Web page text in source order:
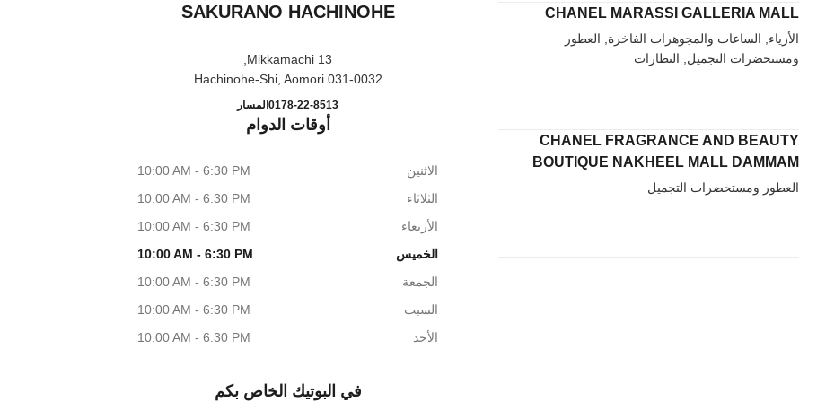
CHANEL MARASSI GALLERIA MALL
الأزياء, الساعات والمجوهرات الفاخرة, العطور
ومستحضرات التجميل, النظارات
CHANEL FRAGRANCE AND BEAUTY
BOUTIQUE NAKHEEL MALL DAMMAM
العطور ومستحضرات التجميل
SAKURANO HACHINOHE
13 Mikkamachi,
031-0032 Hachinohe-Shi, Aomori
اتصال
0178-22-8513 المسار& BEAUTY SAKURANO HACHINOHE
أوقات الدوام
الاثنين
10:00 AM - 6:30 PM
الثلاثاء
10:00 AM - 6:30 PM
الأربعاء
10:00 AM - 6:30 PM
الخميس
10:00 AM - 6:30 PM
الجمعة
10:00 AM - 6:30 PM
السبت
10:00 AM - 6:30 PM
الأحد
10:00 AM - 6:30 PM
في البوتيك الخاص بكم